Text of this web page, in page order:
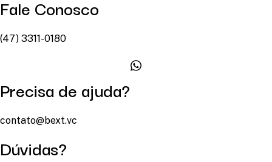
Fale Conosco
(47) 3311-0180
Precisa de ajuda?
contato@bext.vc
Dúvidas?